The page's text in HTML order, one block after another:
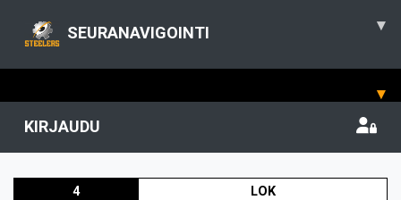
SEURANAVIGOINTI ▾
▾
KIRJAUDU
4 LOK